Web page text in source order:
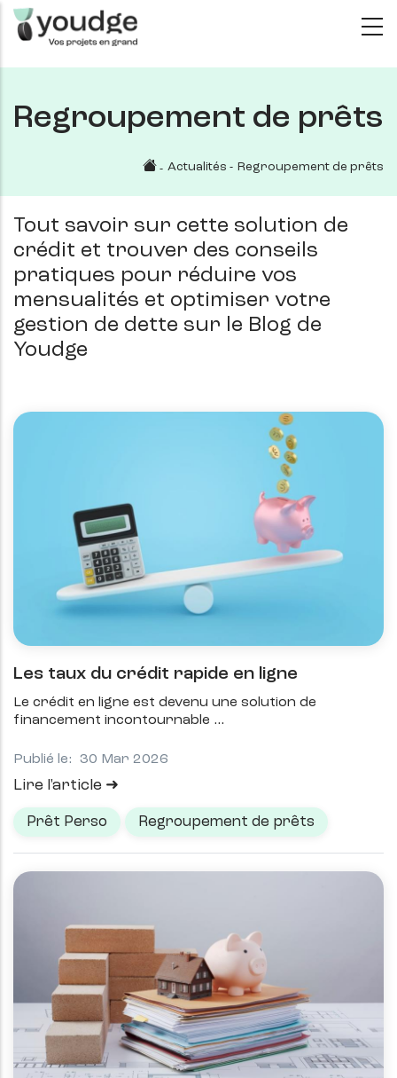
Aller
au
contenu
Regroupement de prêts
- Actualités - Regroupement de prêts
Tout savoir sur cette solution de
crédit et trouver des conseils
pratiques pour réduire vos
mensualités et optimiser votre
gestion de dette sur le Blog de
Youdge
Les taux du crédit rapide en ligne
Le crédit en ligne est devenu une solution de
financement incontournable
Publié le: 30 Mar 2026
Lire l'article
Prêt Perso Regroupement de prêts